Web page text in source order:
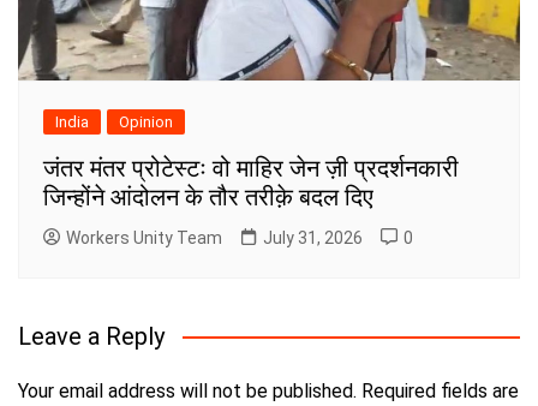
India Opinion
जंतर मंतर प्रोटेस्टः वो माहिर जेन ज़ी प्रदर्शनकारी
जिन्होंने आंदोलन के तौर तरीक़े बदल दिए
Workers Unity Team July 31, 2026 0
Leave a Reply
Your email address will not be published. Required fields are